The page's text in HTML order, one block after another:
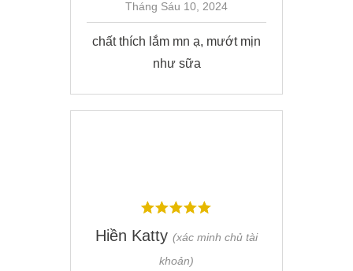
Tháng Sáu 10, 2024
chất thích lắm mn ạ, mướt mịn
như sữa
Hiền Katty (xác minh chủ tài
khoản)